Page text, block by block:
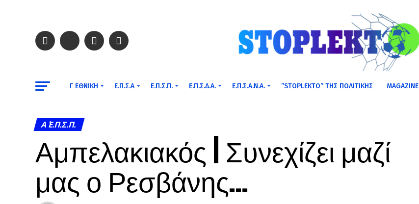
Γ ΕΘΝΙΚΉ Ε.Π.Σ.Α Ε.Π.Σ.Π. Ε.Π.Σ.Δ.Α. Ε.Π.Σ.Α.Ν.Α. ”STOPLEKTO” ΤΗΣ ΠΟΛΙΤΙΚΗΣ MAGAZINE
Α΄ Ε.Π.Σ.Π.
Αμπελακιακός | Συνεχίζει μαζί
μας ο Ρεσβάνης…